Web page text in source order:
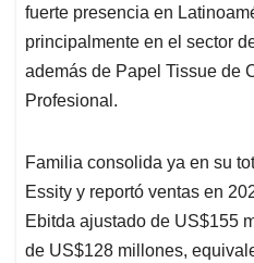
fuerte presencia en
principalmente en el sector
además de Papel Tissue de
Profesional.
Familia consolida ya en su
Essity y reportó ventas en
Ebitda ajustado de US$155
de US$128 millones,